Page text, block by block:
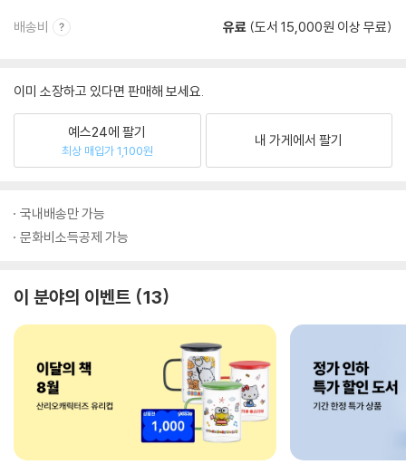
배송비 유료 (도서 15,000원 이상 무료)
이미 소장하고 있다면 판매해 보세요.
예스24에 팔기
최상 매입가 1,100원
내 가게에서 팔기
국내배송만 가능
문화비소득공제 가능
이 분야의 이벤트 13